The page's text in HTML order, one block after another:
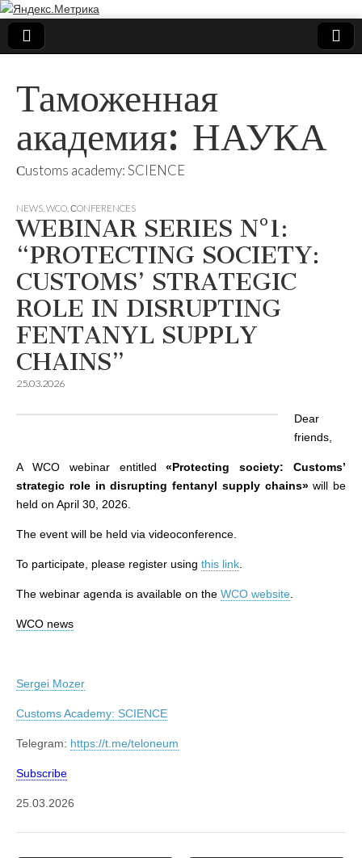
Таможенная
академия: НАУКА
Сustoms academy: SCIENCE
NEWS WCO СONFERENCES
WEBINAR SERIES N°1:
“PROTECTING SOCIETY:
CUSTOMS’ STRATEGIC
ROLE IN DISRUPTING
FENTANYL SUPPLY
CHAINS”
25.03.2026
Dear
friends,
A WCO webinar entitled«Protecting society: Customs’
strategic role in disrupting fentanyl supply chains»will be
held on April 30, 2026.
The event will be held via videoconference.
To participate, please register using this link
The webinar agenda is available on the WCO website
WCO news
Sergei Mozer
Сustoms Academy: SCIENCE
Telegram: https://t.me/teloneum
Subscribe
25.03.2026